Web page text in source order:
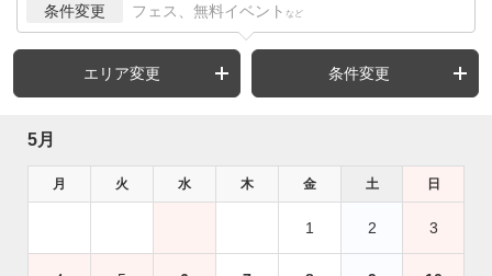
条件変更 フェス、無料イベント など
エリア変更 条件変更
5月
月 火 水 木 金 土 日
1 2 3